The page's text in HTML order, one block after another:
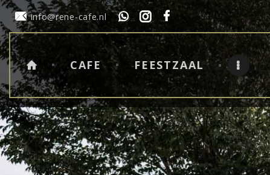
info@rene-cafe.nl
CAFE FEESTZAAL